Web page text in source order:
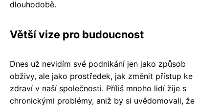
dlouhodobě.
Větší vize pro budoucnost
Dnes už nevidím své podnikání jen jako způsob
obživy, ale jako prostředek, jak změnit přístup ke
zdraví v naší společnosti. Příliš mnoho lidí žije s
chronickými problémy, aniž by si uvědomovali, že